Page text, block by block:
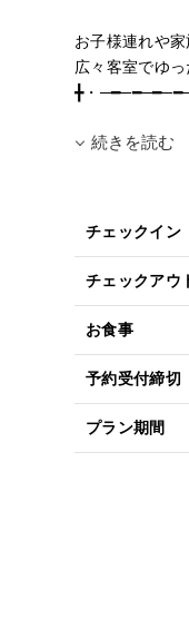
お子様連れや家
広々客室でゆ
╋・
続きを読む
チェックイン
チェックアウ
お食事
予約受付締切
プラン期間